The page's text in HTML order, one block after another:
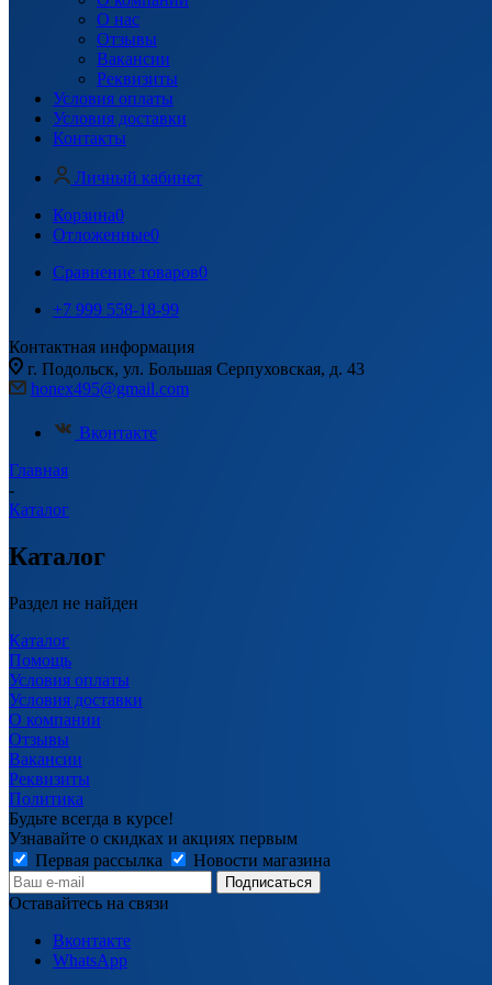
О нас
Отзывы
Вакансии
Реквизиты
Условия оплаты
Условия доставки
Контакты
Личный кабинет
Корзина0
Отложенные0
Сравнение товаров0
+7 999 558-18-99
Контактная информация
г. Подольск, ул. Большая Серпуховская, д. 43
honex495@gmail.com
Вконтакте
Главная
-
Каталог
Каталог
Раздел не найден
Каталог
Помощь
Условия оплаты
Условия доставки
О компании
Отзывы
Вакансии
Реквизиты
Политика
Будьте всегда в курсе!
Узнавайте о скидках и акциях первым
Первая рассылка
Новости магазина
Оставайтесь на связи
Вконтакте
WhatsApp